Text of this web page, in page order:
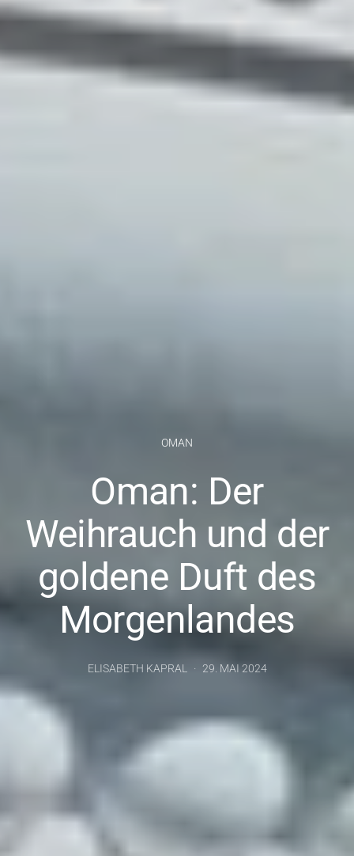
OMAN
Oman: Der
Weihrauch und der
goldene Duft des
Morgenlandes
ELISABETH KAPRAL 29. MAI 2024